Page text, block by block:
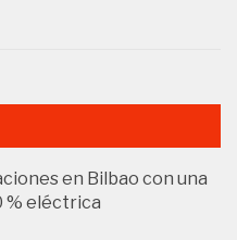
en Bilbao con una
% eléctrica